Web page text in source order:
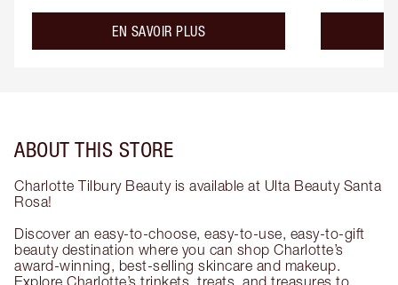
EN SAVOIR PLUSabout the
ABOUT THIS STORE
Charlotte Tilbury Beauty is available at Ulta Beauty Santa
Rosa!
Discover an easy-to-choose, easy-to-use, easy-to-gift
beauty destination where you can shop Charlotte’s
award-winning, best-selling skincare and makeup.